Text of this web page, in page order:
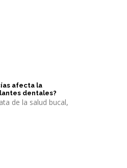
afecta la
dentales?
de la salud bucal,